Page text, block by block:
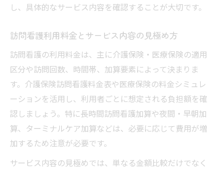
し、具体的なサービス内容を確認することが大切です。
訪問看護利用料金とサービス内容の見極め方
訪問看護の利用料金は、主に介護保険・医療保険の適用
区分や訪問回数、時間帯、加算要素によって決まりま
す。介護保険訪問看護料金表や医療保険の料金シミュレ
ーションを活用し、利用者ごとに想定される負担額を確
認しましょう。特に長時間訪問看護加算や夜間・早朝加
算、ターミナルケア加算などは、必要に応じて費用が増
加するため注意が必要です。
サービス内容の見極めでは、単なる金額比較だけでなく